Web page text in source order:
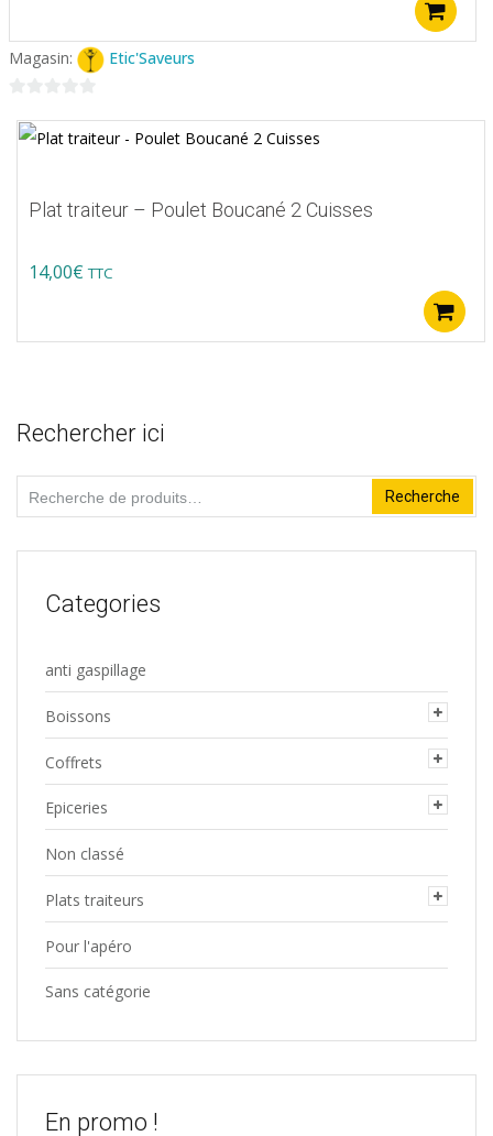
Magasin: Etic'Saveurs
sur
Plat traiteur – Poulet Boucané 2 Cuisses
14,00€ TTC
Rechercher ici
Recherche
pour :
Recherche
Categories
anti gaspillage
Boissons
Coffrets
Epiceries
Non classé
Plats traiteurs
Pour l'apéro
Sans catégorie
En promo !